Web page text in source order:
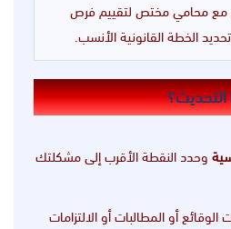
مع محامي مختص لتقييم فرص
الخطة القانونية الأنسب.
وحدد النقطة الأقرب إلى مشكلتك
الوقائع أو المطالبات أو الالتزامات